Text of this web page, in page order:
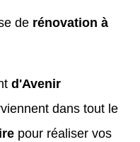
de rénovation à
d'Avenir
dans tout le
pour réaliser vos